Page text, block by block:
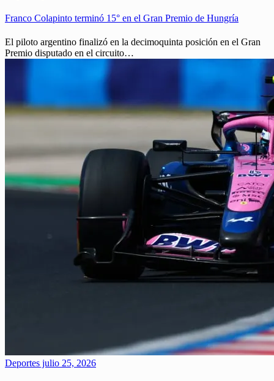
Franco Colapinto terminó 15° en el Gran Premio de Hungría
El piloto argentino finalizó en la decimoquinta posición en el Gran
Premio disputado en el circuito…
Deportes julio 25, 2026